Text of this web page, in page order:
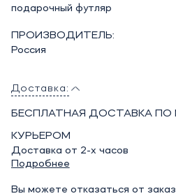
подарочный футляр
ПРОИЗВОДИТЕЛЬ:
Россия
Доставка:
БЕСПЛАТНАЯ ДОСТАВКА ПО
КУРЬЕРОМ
Доставка от 2-х часов
Подробнее
Вы можете отказаться от